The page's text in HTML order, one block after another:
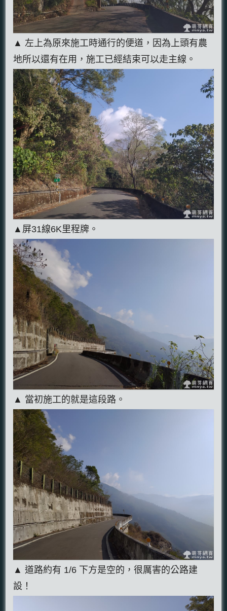
▲ 左上為原來施工時通行的便道，因為上頭有農
地所以還有在用，施工已經結束可以走主線。
▲屏31線6K里程牌。
▲ 當初施工的就是這段路。
▲ 道路約有 1/6 下方是空的，很厲害的公路建
設！